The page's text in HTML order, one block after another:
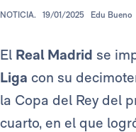
NOTICIA. 19/01/2025 Edu Bueno
El Real Madrid se
Liga con su
la Copa del Rey del
cuarto, en el que